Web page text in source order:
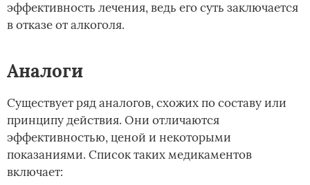
эффективность лечения, ведь его суть заключается
в отказе от алкоголя.
Аналоги
Существует ряд аналогов, схожих по составу или
принципу действия. Они отличаются
эффективностью, ценой и некоторыми
показаниями. Список таких медикаментов
включает: